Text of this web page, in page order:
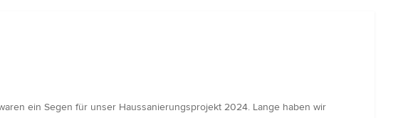
waren ein Segen für unser Haussanierungsprojekt 2024. Lange haben wir